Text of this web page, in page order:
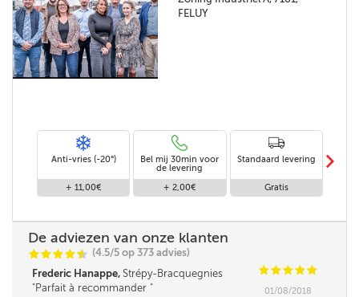
FELUY
Anti-vries (-20°)
+ 11,00€
Bel mij 30min voor
de levering
+ 2,00€
Standaard levering
Gratis
m
De adviezen van onze klanten
CCCCi
@ (4.5/5 op 373 advies)
Frederic Hanappe, Strépy-Bracquegnies CCCCC
Parfait à recommander
01/08/2018